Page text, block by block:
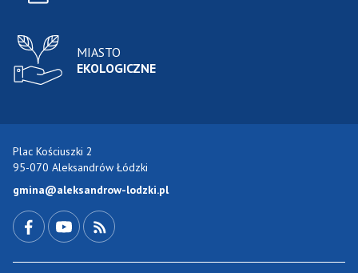
MIASTO
EKOLOGICZNE
Plac Kościuszki 2
95-070 Aleksandrów Łódzki
gmina@aleksandrow-lodzki.pl